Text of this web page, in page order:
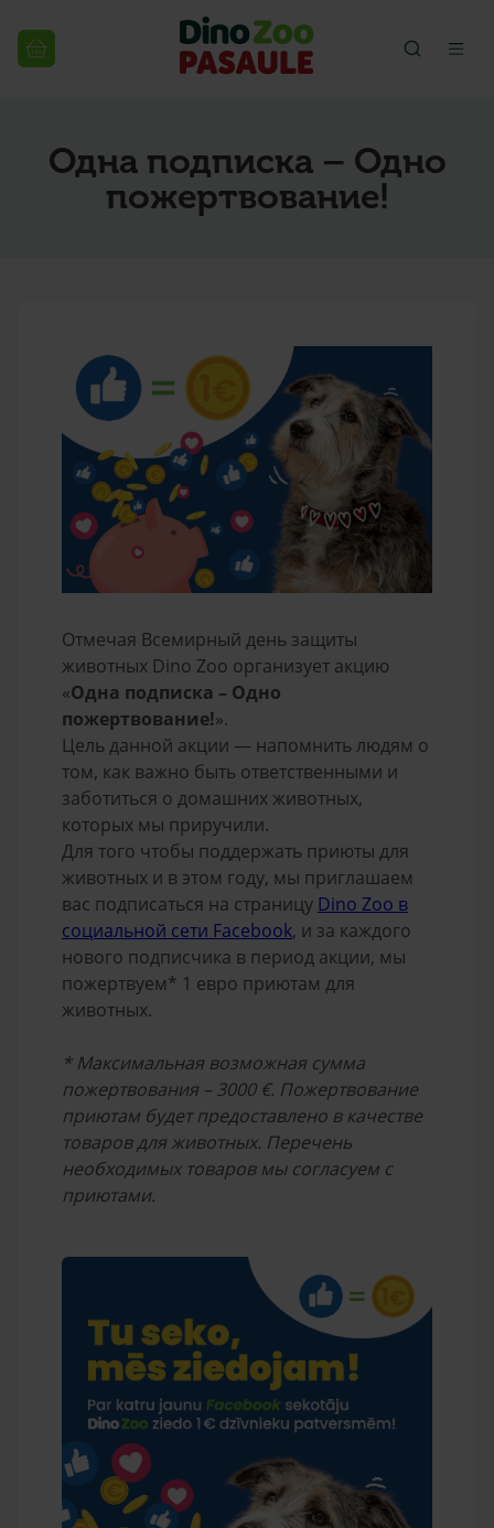
Одна подписка – Одно
пожертвование!
Отмечая Всемирный день защиты
животных Dino Zoo организует акцию
«Одна подписка – Одно
пожертвование!».
Цель данной акции — напомнить людям о
том, как важно быть ответственными и
заботиться о домашних животных,
которых мы приручили.
Для того чтобы поддержать приюты для
животных и в этом году, мы приглашаем
вас подписаться на страницу Dino Zoo в
социальной сети Facebook, и за каждого
нового подписчика в период акции, мы
пожертвуем* 1 евро приютам для
животных.
* Максимальная возможная сумма
пожертвования – 3000 €. Пожертвование
приютам будет предоставлено в качестве
товаров для животных. Перечень
необходимых товаров мы согласуем с
приютами.